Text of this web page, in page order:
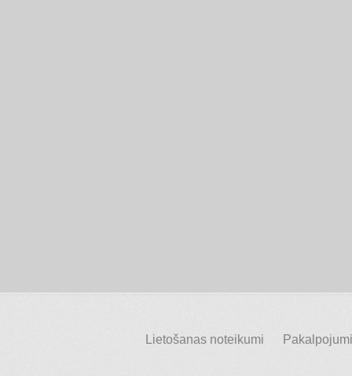
Lietošanas noteikumi